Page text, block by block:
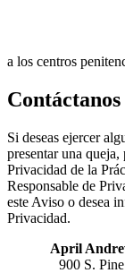
a los centros
Contáctanos
Si deseas ejercer
presentar una
Privacidad de la
Responsable de
este Aviso o desea
Privacidad.
April
900 S.